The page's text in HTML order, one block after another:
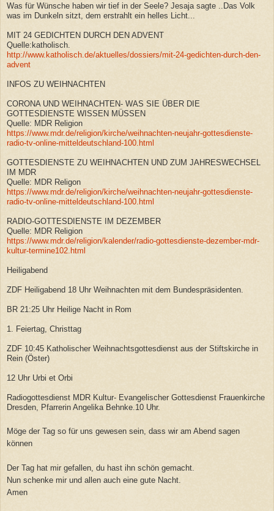
Was für Wünsche haben wir tief in der Seele? Jesaja sagte ..Das Volk
was im Dunkeln sitzt, dem erstrahlt ein helles Licht...
MIT 24 GEDICHTEN DURCH DEN ADVENT
Quelle:katholisch.
http://www.katholisch.de/aktuelles/dossiers/mit-24-gedichten-durch-den-
advent
INFOS ZU WEIHNACHTEN
CORONA UND WEIHNACHTEN- WAS SIE ÜBER DIE
GOTTESDIENSTE WISSEN MÜSSEN
Quelle: MDR Religion
https://www.mdr.de/religion/kirche/weihnachten-neujahr-gottesdienste-
radio-tv-online-mitteldeutschland-100.html
GOTTESDIENSTE ZU WEIHNACHTEN UND ZUM JAHRESWECHSEL
IM MDR
Quelle: MDR Religon
https://www.mdr.de/religion/kirche/weihnachten-neujahr-gottesdienste-
radio-tv-online-mitteldeutschland-100.html
RADIO-GOTTESDIENSTE IM DEZEMBER
Quelle: MDR Religion
https://www.mdr.de/religion/kalender/radio-gottesdienste-dezember-mdr-
kultur-termine102.html
Heiligabend
ZDF Heiligabend 18 Uhr Weihnachten mit dem Bundespräsidenten.
BR 21:25 Uhr Heilige Nacht in Rom
1. Feiertag, Christtag
ZDF 10:45 Katholischer Weihnachtsgottesdienst aus der Stiftskirche in
Rein (Öster)
12 Uhr Urbi et Orbi
Radiogottesdienst MDR Kultur- Evangelischer Gottesdienst Frauenkirche
Dresden, Pfarrerin Angelika Behnke.10 Uhr.
Möge der Tag so für uns gewesen sein, dass wir am Abend sagen
können
Der Tag hat mir gefallen, du hast ihn schön gemacht.
Nun schenke mir und allen auch eine gute Nacht.
Amen